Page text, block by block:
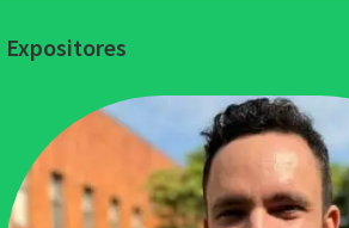
Expositores